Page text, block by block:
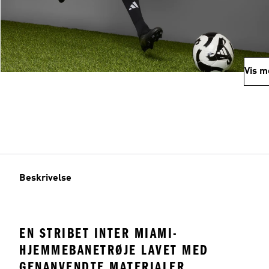
Vis
Beskrivelse
EN STRIBET INTER MIAMI-
HJEMMEBANETRØJE LAVET MED